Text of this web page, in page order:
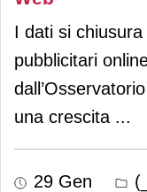
I dati si
pubblicitari
una crescita ...
29 Gen